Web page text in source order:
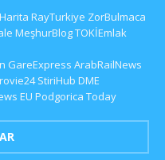
RayTurkiye ZorBulmaca
MeşhurBlogTOKİEmlak
GareExpress ArabRailNews
StiriHub DME
EU Podgorica Today